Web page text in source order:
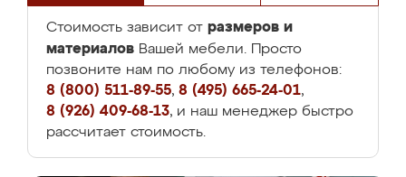
Стоимость зависит от размеров и
материалов Вашей мебели. Просто
позвоните нам по любому из телефонов:
8 (800) 511-89-55, 8 (495) 665-24-01,
8 (926) 409-68-13, и наш менеджер быстро
рассчитает стоимость.